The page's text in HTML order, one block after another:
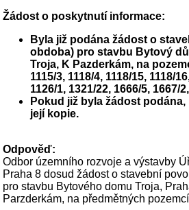
Žádost o poskytnutí informace:
Byla již podána žádost o
obdoba) pro stavbu Bytový
Troja, K Pazderkám, na
1115/3, 1118/4, 1118/15, 1118/
1126/1, 1321/22, 1666/5, 1667/
Pokud již byla žádost
její kopie.
Odpověď:
Odbor územního rozvoje a výstavby
Praha 8 dosud žádost o stavební
pro stavbu Bytového domu Troja,
Parzderkám, na předmětných